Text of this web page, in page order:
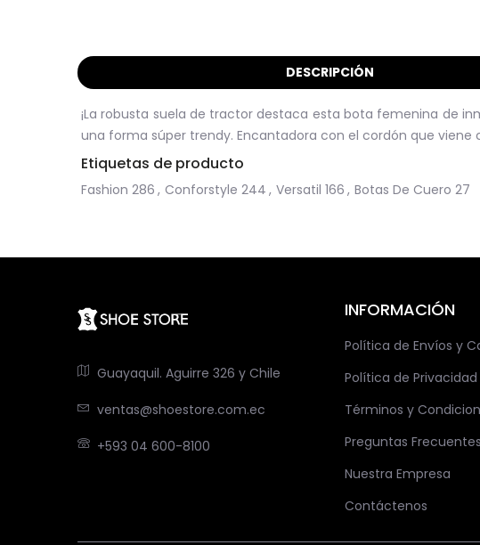
DESCRIPCIÓN
¡La robusta suela de tractor destaca esta bota femenina de
una forma súper trendy. Encantadora con el cordón que
Etiquetas de producto
Fashion 286 , Conforstyle 244 , Versatil 166 , Botas De Cuero 27
Guayaquil. Aguirre 326 y Chile
ventas@shoestore.com.ec
+593 04 600-8100
INFORMACIÓN
Política de Envíos y
Política de Privacidad
Términos y
Preguntas Frecuentes
Nuestra Empresa
Contáctenos